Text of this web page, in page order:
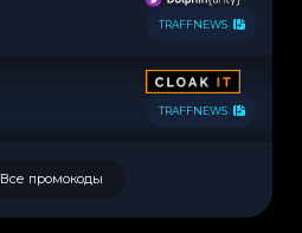
TRAFFNEWS
TRAFFNEWS
Все промокоды